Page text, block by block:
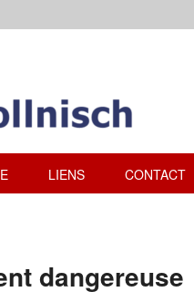
LIENS CONTACT
dangereuse